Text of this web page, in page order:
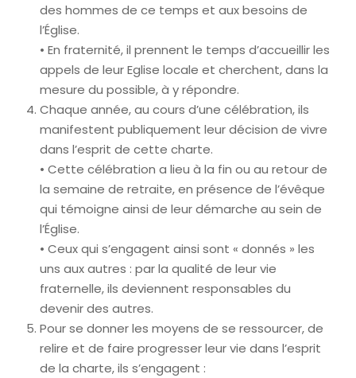
des hommes de ce temps et aux besoins de
l’Église.
• En fraternité, il prennent le temps d’accueillir les
appels de leur Eglise locale et cherchent, dans la
mesure du possible, à y répondre.
Chaque année, au cours d’une célébration, ils
manifestent publiquement leur décision de vivre
dans l’esprit de cette charte.
• Cette célébration a lieu à la fin ou au retour de
la semaine de retraite, en présence de l’évêque
qui témoigne ainsi de leur démarche au sein de
l’Église.
• Ceux qui s’engagent ainsi sont « donnés » les
uns aux autres : par la qualité de leur vie
fraternelle, ils deviennent responsables du
devenir des autres.
Pour se donner les moyens de se ressourcer, de
relire et de faire progresser leur vie dans l’esprit
de la charte, ils s’engagent :